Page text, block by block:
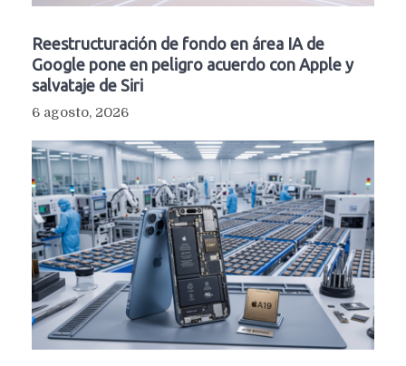
Reestructuración de fondo en área IA de
Google pone en peligro acuerdo con Apple y
salvataje de Siri
6 agosto, 2026